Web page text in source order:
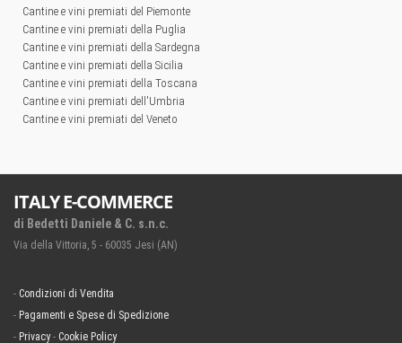
Cantine e vini premiati del Piemonte
Cantine e vini premiati della Puglia
Cantine e vini premiati della Sardegna
Cantine e vini premiati della Sicilia
Cantine e vini premiati della Toscana
Cantine e vini premiati dell'Umbria
Cantine e vini premiati del Veneto
ITALY E-COMMERCE
di Bedetti Daniele & C. s.n.c.
Via della Vittoria, 5 - 60035 Jesi (AN)
- Condizioni di Vendita
- Pagamenti e Spese di Spedizione
- Privacy - Cookie Policy